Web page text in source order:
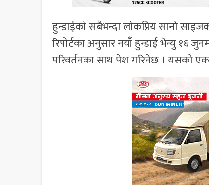
हुन्डाईको सबैभन्दा लोकप्रिय सानो
रिपोर्टका अनुसार नयाँ हुन्डाई भेन्यु १६
परिवर्तनका साथ पेश गरिनेछ । यसको